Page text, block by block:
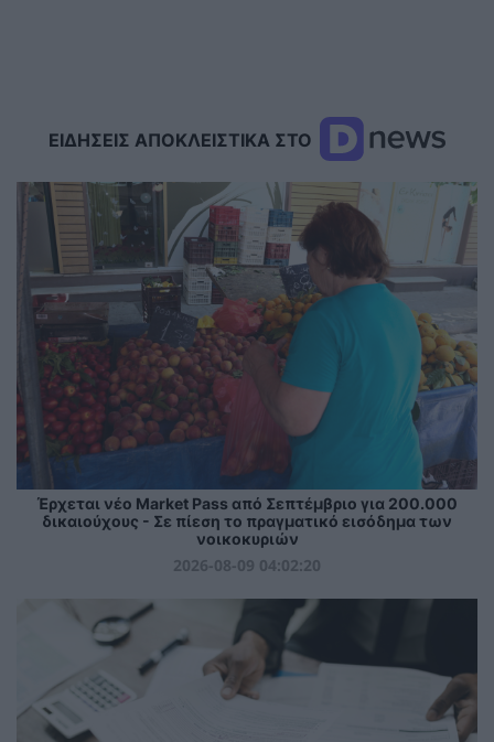
ΕΙΔΗΣΕΙΣ ΑΠΟΚΛΕΙΣΤΙΚΑ ΣΤΟ
Έρχεται νέο Market Pass από Σεπτέμβριο για 200.000
δικαιούχους - Σε πίεση το πραγματικό εισόδημα των
νοικοκυριών
2026-08-09 04:02:20